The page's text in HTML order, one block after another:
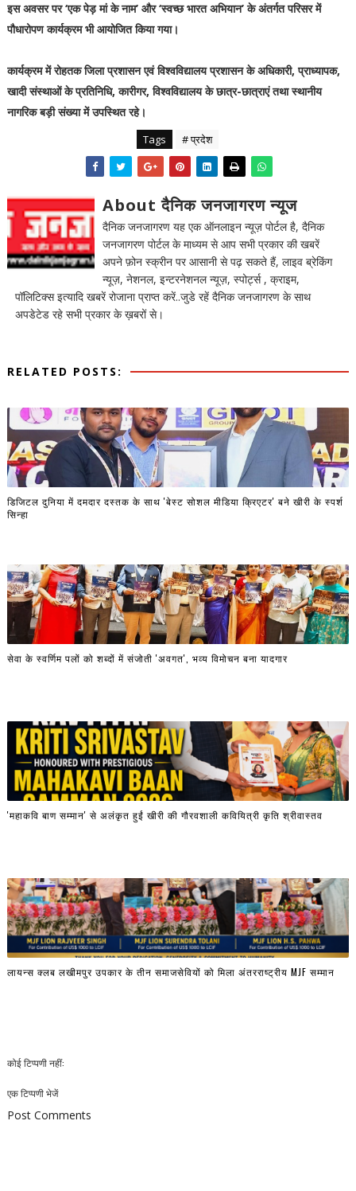
इस अवसर पर ‘एक पेड़ मां के नाम’ और ‘स्वच्छ भारत अभियान’ के अंतर्गत परिसर में
पौधारोपण कार्यक्रम भी आयोजित किया गया।
कार्यक्रम में रोहतक जिला प्रशासन एवं विश्वविद्यालय प्रशासन के अधिकारी, प्राध्यापक,
खादी संस्थाओं के प्रतिनिधि, कारीगर, विश्वविद्यालय के छात्र-छात्राएं तथा स्थानीय
नागरिक बड़ी संख्या में उपस्थित रहे।
Tags # प्रदेश
About दैनिक जनजागरण न्यूज
दैनिक जनजागरण यह एक ऑनलाइन न्यूज़ पोर्टल है, दैनिक
जनजागरण पोर्टल के माध्यम से आप सभी प्रकार की खबरें
अपने फ़ोन स्क्रीन पर आसानी से पढ़ सकते हैं, लाइव ब्रेकिंग
न्यूज़, नेशनल, इन्टरनेशनल न्यूज़, स्पोर्ट्स , क्राइम,
पॉलिटिक्स इत्यादि खबरें रोजाना प्राप्त करें..जुडे रहें दैनिक जनजागरण के साथ
अपडेटेड रहे सभी प्रकार के ख़बरों से।
RELATED POSTS:
डिजिटल दुनिया में दमदार दस्तक के साथ 'बेस्ट सोशल मीडिया क्रिएटर' बने खीरी के स्पर्श
सिन्हा
सेवा के स्वर्णिम पलों को शब्दों में संजोती 'अवगत', भव्य विमोचन बना यादगार
'महाकवि बाण सम्मान' से अलंकृत हुईं खीरी की गौरवशाली कवियित्री कृति श्रीवास्तव
लायन्स क्लब लखीमपुर उपकार के तीन समाजसेवियों को मिला अंतरराष्ट्रीय MJF सम्मान
कोई टिप्पणी नहीं:
एक टिप्पणी भेजें
Post Comments